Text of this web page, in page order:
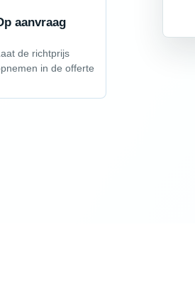
aanvraag
Laat de richtprijs
in de offerte